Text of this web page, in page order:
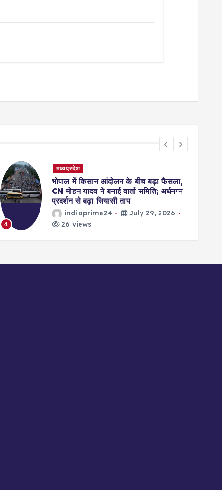
4
मध्यप्रदेश
भोपाल में किसान आंदोलन के बीच बड़ा फैसला,
CM मोहन यादव ने बनाई वार्ता समिति; अर्धनग्न
प्रदर्शन से बढ़ा सियासी ताप
indiaprime24
July 29, 2026
26 views